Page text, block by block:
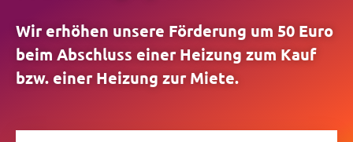
Wir erhöhen unsere Förderung um 50 Euro
beim Abschluss einer Heizung zum Kauf
bzw. einer Heizung zur Miete.